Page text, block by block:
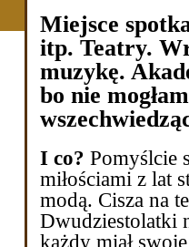
Miejsce
itp. Teatry.
muzykę.
bo nie
I co? Pomyślcie
miłościami z lat
modą. Cisza na
Dwudziestolatki
każdy miał